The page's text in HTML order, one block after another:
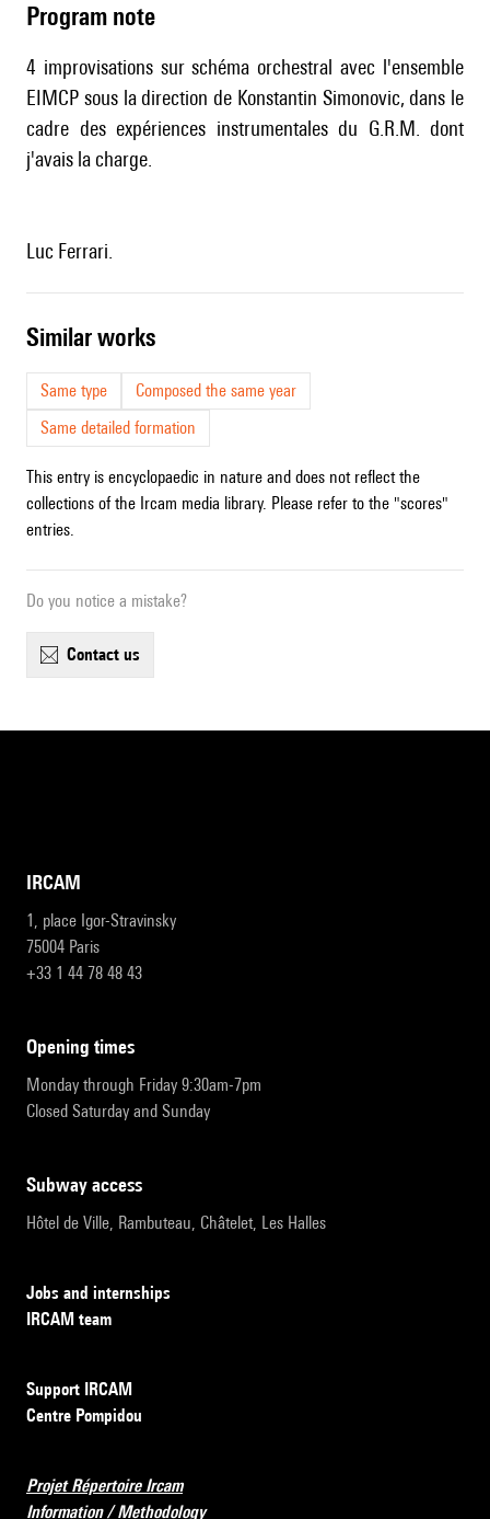
Program note
4 improvisations sur schéma orchestral avec l'ensemble
EIMCP sous la direction de Konstantin Simonovic, dans le
cadre des expériences instrumentales du G.R.M. dont
j'avais la charge.
Luc Ferrari.
similar works
Same type
Composed the same year
Same detailed formation
This entry is encyclopaedic in nature and does not reflect the
collections of the Ircam media library. Please refer to the "scores"
entries.
Do you notice a mistake?
contact us
IRCAM
1, place Igor-Stravinsky
75004 Paris
+33 1 44 78 48 43
opening times
Monday through Friday 9:30am-7pm
Closed Saturday and Sunday
subway access
Hôtel de Ville, Rambuteau, Châtelet, Les Halles
Jobs and internships
IRCAM team
Support IRCAM
Centre Pompidou
Projet Répertoire Ircam
Information / Methodology